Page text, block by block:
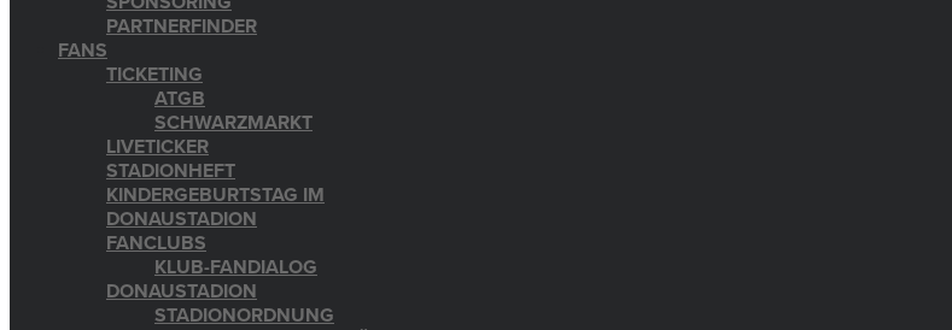
PARTNERFINDER
FANS
TICKETING
ATGB
SCHWARZMARKT
LIVETICKER
STADIONHEFT
KINDERGEBURTSTAG IM
DONAUSTADION
FANCLUBS
KLUB-FANDIALOG
DONAUSTADION
STADIONORDNUNG